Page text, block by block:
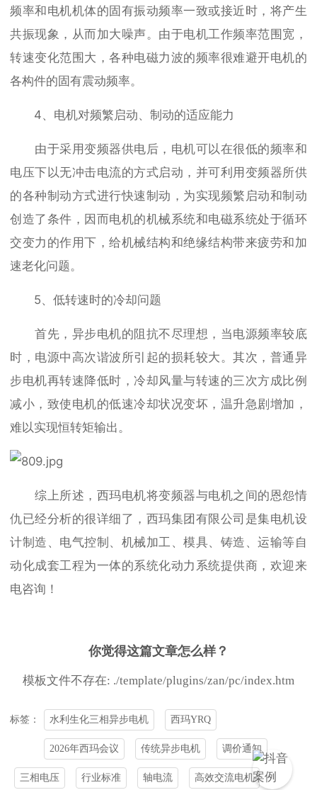
频率和电机机体的固有振动频率一致或接近时，将产生
共振现象，从而加大噪声。由于电机工作频率范围宽，
转速变化范围大，各种电磁力波的频率很难避开电机的
各构件的固有震动频率。
4、电机对频繁启动、制动的适应能力
由于采用变频器供电后，电机可以在很低的频率和
电压下以无冲击电流的方式启动，并可利用变频器所供
的各种制动方式进行快速制动，为实现频繁启动和制动
创造了条件，因而电机的机械系统和电磁系统处于循环
交变力的作用下，给机械结构和绝缘结构带来疲劳和加
速老化问题。
5、低转速时的冷却问题
首先，异步电机的阻抗不尽理想，当电源频率较底
时，电源中高次谐波所引起的损耗较大。其次，普通异
步电机再转速降低时，冷却风量与转速的三次方成比例
减小，致使电机的低速冷却状况变坏，温升急剧增加，
难以实现恒转矩输出。
综上所述， 西玛电机将变频器与电机之间的恩怨情
仇已经分析的很详细了，西玛集团有限公司是集电机设
计制造、电气控制、机械加工、模具、铸造、运输等自
动化成套工程为一体的系统化动力系统提供商，欢迎来
电咨询！
你觉得这篇文章怎么样？
模板文件不存在: ./template/plugins/zan/pc/index.htm
标签： 水利生化三相异步电机 西玛YRQ
2026年西玛会议 传统异步电机 调价通知
三相电压 行业标准 轴电流 高效交流电机